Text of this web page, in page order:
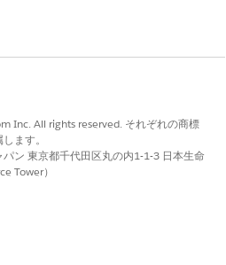
Inc. All rights reserved. それぞれの商標
ます。
ン 東京都千代田区丸の内1-1-3 日本生命
Tower）